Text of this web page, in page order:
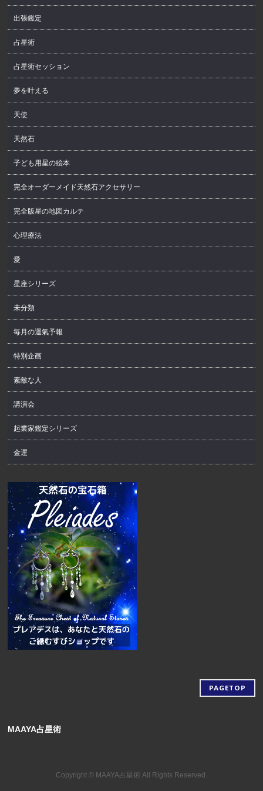
出張鑑定
占星術
占星術セッション
夢を叶える
天使
天然石
子ども用星の絵本
完全オーダーメイド天然石アクセサリー
完全版星の地図カルテ
心理療法
愛
星座シリーズ
未分類
毎月の運氣予報
特別企画
素敵な人
講演会
起業家鑑定シリーズ
金運
PAGETOP
MAAYA占星術
Copyright © MAAYA占星術 All Rights Reserved.